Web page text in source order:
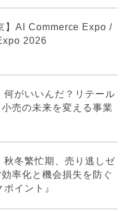
】AI Commerce Expo /
2026
何がいいんだ？リテール
売の未来を変える事業
秋冬繁忙期、売り逃しゼ
率化と機会損失を防ぐ
ポイント』